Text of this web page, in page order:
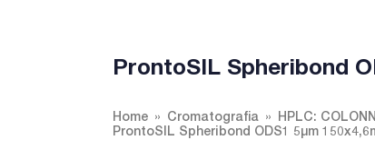
ProntoSIL Spheribond
Home Cromatografia HPLC:
ProntoSIL Spheribond ODS1 5µm